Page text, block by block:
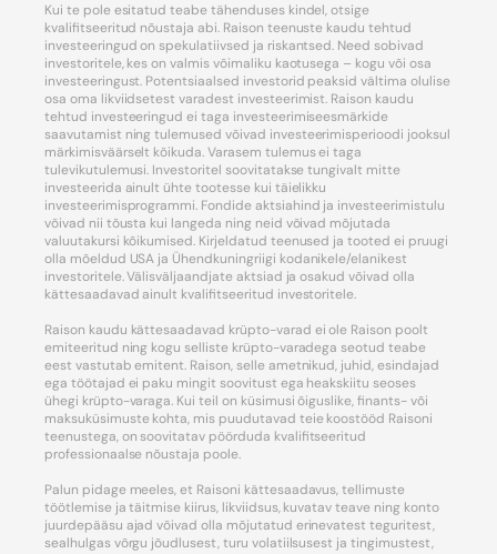
Kui te pole esitatud teabe tähenduses kindel, otsige
kvalifitseeritud nõustaja abi. Raison teenuste kaudu tehtud
investeeringud on spekulatiivsed ja riskantsed. Need sobivad
investoritele, kes on valmis võimaliku kaotusega – kogu või osa
investeeringust. Potentsiaalsed investorid peaksid vältima olulise
osa oma likviidsetest varadest investeerimist. Raison kaudu
tehtud investeeringud ei taga investeerimiseesmärkide
saavutamist ning tulemused võivad investeerimisperioodi jooksul
märkimisväärselt kõikuda. Varasem tulemus ei taga
tulevikutulemusi. Investoritel soovitatakse tungivalt mitte
investeerida ainult ühte tootesse kui täielikku
investeerimisprogrammi. Fondide aktsiahind ja investeerimistulu
võivad nii tõusta kui langeda ning neid võivad mõjutada
valuutakursi kõikumised. Kirjeldatud teenused ja tooted ei pruugi
olla mõeldud USA ja Ühendkuningriigi kodanikele/elanikest
investoritele. Välisväljaandjate aktsiad ja osakud võivad olla
kättesaadavad ainult kvalifitseeritud investoritele.
Raison kaudu kättesaadavad krüpto-varad ei ole Raison poolt
emiteeritud ning kogu selliste krüpto-varadega seotud teabe
eest vastutab emitent. Raison, selle ametnikud, juhid, esindajad
ega töötajad ei paku mingit soovitust ega heakskiitu seoses
ühegi krüpto-varaga. Kui teil on küsimusi õiguslike, finants- või
maksuküsimuste kohta, mis puudutavad teie koostööd Raisoni
teenustega, on soovitatav pöörduda kvalifitseeritud
professionaalse nõustaja poole.
Palun pidage meeles, et Raisoni kättesaadavus, tellimuste
töötlemise ja täitmise kiirus, likviidsus, kuvatav teave ning konto
juurdepääsu ajad võivad olla mõjutatud erinevatest teguritest,
sealhulgas võrgu jõudlusest, turu volatiilsusest ja tingimustest,